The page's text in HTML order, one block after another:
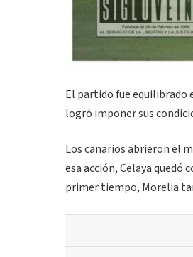
El partido fue equilibrado
logró imponer sus
Los canarios abrieron el
esa acción, Celaya quedó
primer tiempo, Morelia